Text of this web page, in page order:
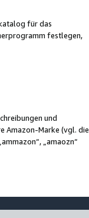
für das
festlegen,
und
Amazon-Marke (vgl. die
„amaozn“